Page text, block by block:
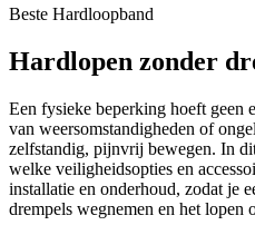
Beste Hardloopband
Hardlopen zonder
Een fysieke beperking hoeft geen
van weersomstandigheden of
zelfstandig, pijnvrij bewegen. In
welke veiligheidsopties en
installatie en onderhoud, zodat je
drempels wegnemen en het lopen